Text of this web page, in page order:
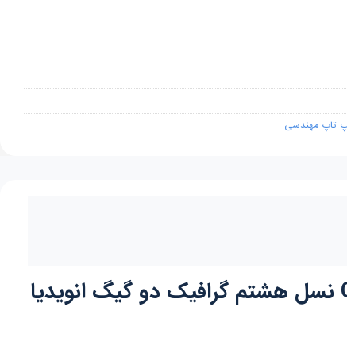
تاپ مهندسی
لپ تاپ اچ پی ژان HP ZHAN 66 Pro 14 G2 صفحه 14.0 اینچی پردازنده Core i7 نسل هشتم گرافیک دو گیگ انویدیا